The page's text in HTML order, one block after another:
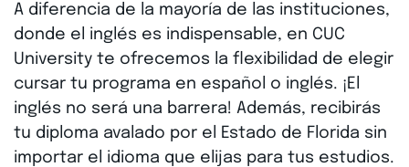
A diferencia de la mayoría de las instituciones,
donde el inglés es indispensable, en CUC
University te ofrecemos la flexibilidad de elegir
cursar tu programa en español o inglés. ¡El
inglés no será una barrera! Además, recibirás
tu diploma avalado por el Estado de Florida sin
importar el idioma que elijas para tus estudios.